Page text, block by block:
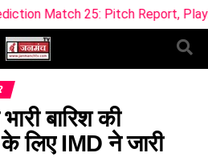
Pitch Report, Playing 11 &
बारिश की
लिए IMD ने जारी